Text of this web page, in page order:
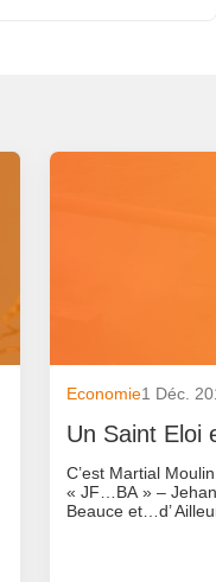
Economie1 Déc.
Un Saint Eloi
C’est Martial
« JF…BA » –
Beauce et…d’